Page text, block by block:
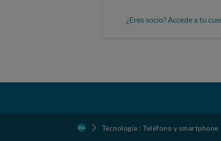
¿Eres socio? Accede a tu
Tecnología : Teléfono y smartphone